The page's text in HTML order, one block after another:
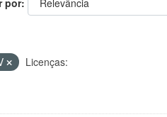
por
Licenças: